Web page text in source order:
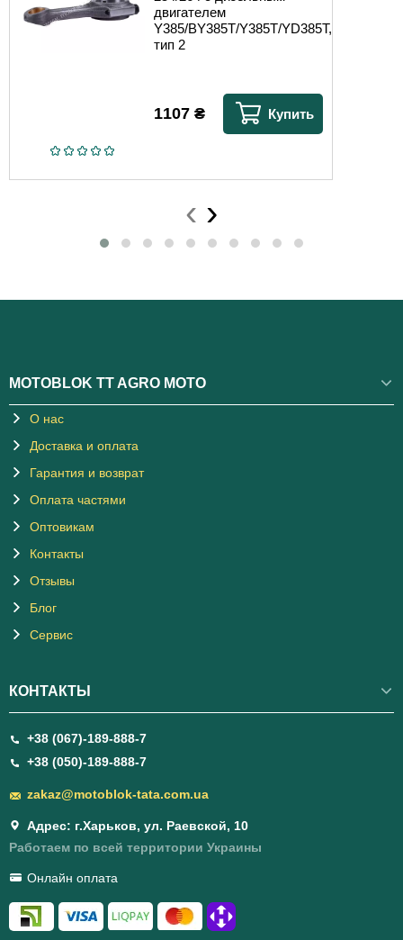
двигателем
Y385/BY385T/Y385T/YD385T,
тип 2
1107 ₴ Купить
‹ ›
MOTOBLOK TT AGRO MOTO
О нас
Доставка и оплата
Гарантия и возврат
Оплата частями
Оптовикам
Контакты
Отзывы
Блог
Сервис
КОНТАКТЫ
+38 (067)-189-888-7
+38 (050)-189-888-7
zakaz@motoblok-tata.com.ua
Адрес: г.Харьков, ул. Раевской, 10
Работаем по всей территории Украины
Онлайн оплата